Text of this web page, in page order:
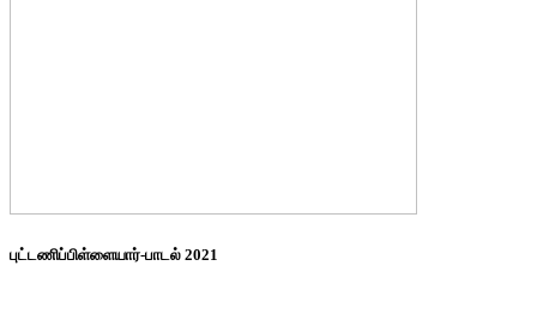
புட்டணிப்பிள்ளையார்-பாடல் 2021